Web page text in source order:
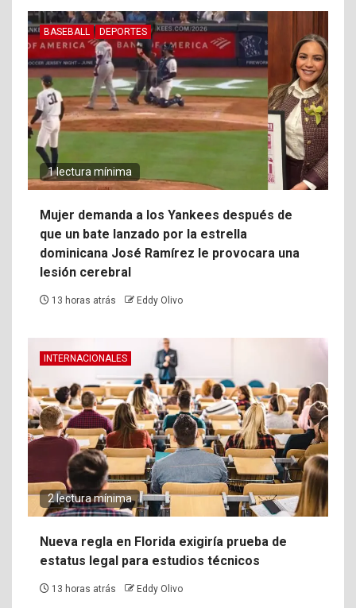
BASEBALL DEPORTES
1 lectura mínima
Mujer demanda a los Yankees después de
que un bate lanzado por la estrella
dominicana José Ramírez le provocara una
lesión cerebral
13 horas atrás Eddy Olivo
INTERNACIONALES
2 lectura mínima
Nueva regla en Florida exigiría prueba de
estatus legal para estudios técnicos
13 horas atrás Eddy Olivo